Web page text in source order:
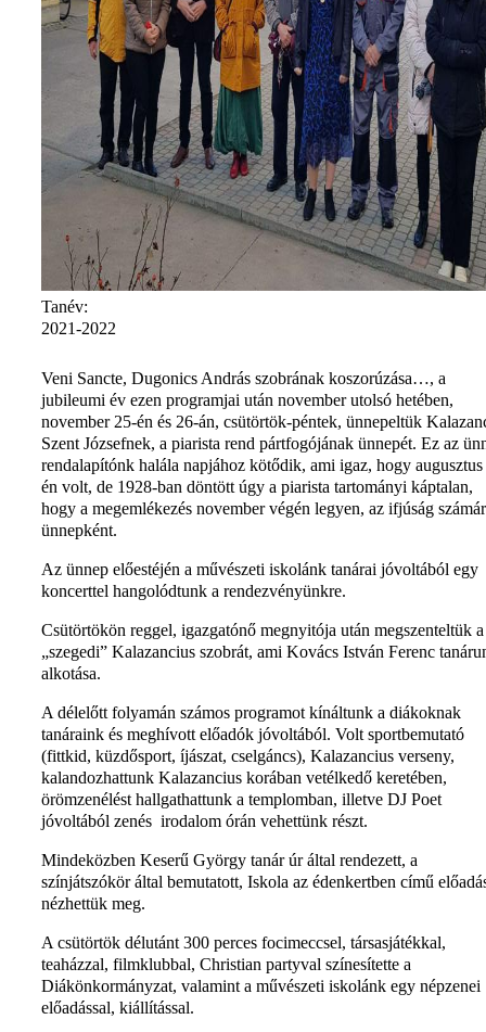
Tanév:
2021-2022
Veni Sancte, Dugonics András szobrának koszorúzása…, a
jubileumi év ezen programjai után november utolsó hetében,
november 25-én és 26-án, csütörtök-péntek, ünnepeltük
Szent Józsefnek, a piarista rend pártfogójának ünnepét. Ez az
rendalapítónk halála napjához kötődik, ami igaz, hogy
én volt, de 1928-ban döntött úgy a piarista tartományi káptalan,
hogy a megemlékezés november végén legyen, az ifjúság
ünnepként.
Az ünnep előestéjén a művészeti iskolánk tanárai jóvoltából egy
koncerttel hangolódtunk a rendezvényünkre.
Csütörtökön reggel, igazgatónő megnyitója után megszenteltük a
„szegedi” Kalazancius szobrát, ami Kovács István Ferenc
alkotása.
A délelőtt folyamán számos programot kínáltunk a diákoknak
tanáraink és meghívott előadók jóvoltából. Volt sportbemutató
(fittkid, küzdősport, íjászat, cselgáncs), Kalazancius verseny,
kalandozhattunk Kalazancius korában vetélkedő keretében,
örömzenélést hallgathattunk a templomban, illetve DJ Poet
jóvoltából zenés irodalom órán vehettünk részt.
Mindeközben Keserű György tanár úr által rendezett, a
színjátszókör által bemutatott, Iskola az édenkertben című
nézhettük meg.
A csütörtök délutánt 300 perces focimeccsel, társasjátékkal,
teaházzal, filmklubbal, Christian partyval színesítette a
Diákönkormányzat, valamint a művészeti iskolánk egy népzenei
előadással, kiállítással.